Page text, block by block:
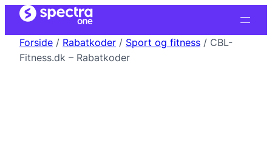
Forside / Rabatkoder / Sport og fitness / CBL-
Fitness.dk – Rabatkoder